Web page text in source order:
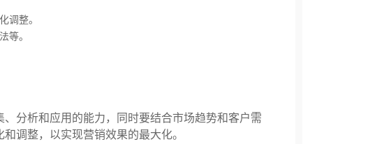
调整。
等。
分析和应用的能力，同时要结合市场趋势和客户需
调整，以实现营销效果的最大化。